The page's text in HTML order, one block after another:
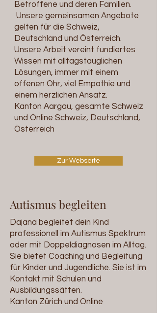
Betroffene und deren Familien.
Unsere gemeinsamen Angebote
gelten für die Schweiz,
Deutschland und Österreich.
Unsere Arbeit vereint fundiertes
Wissen mit alltagstauglichen
Lösungen, immer mit einem
offenen Ohr, viel Empathie und
einem herzlichen Ansatz.
Kanton Aargau, gesamte Schweiz
und Online Schweiz, Deutschland,
Österreich
Zur Webseite
Autismus begleiten
Dajana begleitet dein Kind
professionell im Autismus Spektrum
oder mit Doppeldiagnosen im Alltag.
Sie bietet Coaching und Begleitung
für Kinder und Jugendliche. Sie ist im
Kontakt mit Schulen und
Ausbildungssätten.
Kanton Zürich und Online